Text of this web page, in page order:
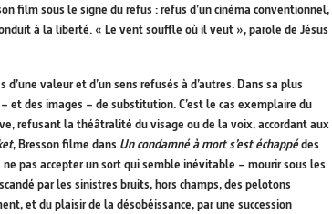
film sous le signe du refus : refus d’un cinéma conventionnel,
à la liberté. « Le vent souffle où il veut », parole de Jésus
valeur et d’un sens refusés à d’autres. Dans sa plus
des images – de substitution. C’est le cas exemplaire du
refusant la théâtralité du visage ou de la voix, accordant aux
, Bresson filme dans Un condamné à mort s’est échappédes
pas accepter un sort qui semble inévitable – mourir sous les
par les sinistres bruits, hors champs, des pelotons
et du plaisir de la désobéissance, par une succession